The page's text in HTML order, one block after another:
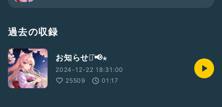
過去の収録
お知らせ⋆͛📢⋆
2024-12-22 18:31:00
25509
01:17